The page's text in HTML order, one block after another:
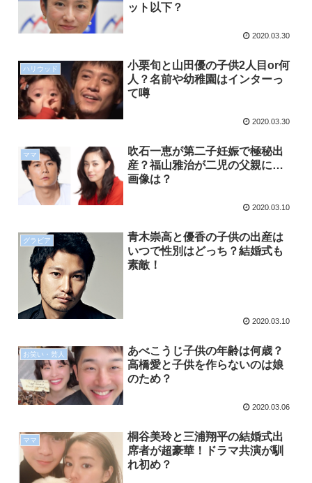
ット以下？
2020.03.30
ハリウッド
小栗旬と山田優の子供2人目or何
人？名前や幼稚園はインターっ
て噂
2020.03.30
ママ
吹石一恵が第二子妊娠で極秘出
産？福山雅治が二児の父親に…
画像は？
2020.03.10
グラビア
青木崇高と優香の子供の出産は
いつで性別はどっち？結婚式も
素敵！
2020.03.10
お笑い・芸人
あべこうじ子供の年齢は何歳？
高橋愛と子供を作らないのは娘
のため？
2020.03.06
ママ
桐谷美玲と三浦翔平の結婚式出
席者が超豪華！ドラマ共演が馴
れ初め？